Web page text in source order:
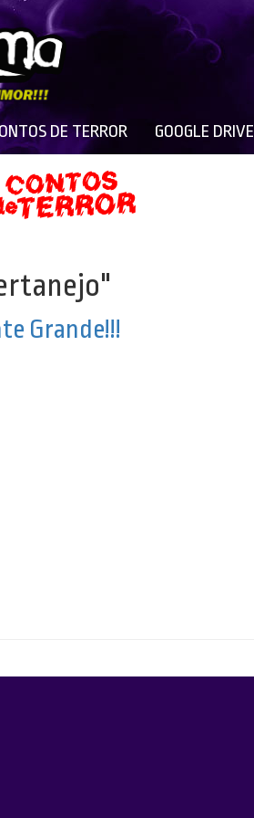
DE TERROR GOOGLE DRIVE
Grande!!!